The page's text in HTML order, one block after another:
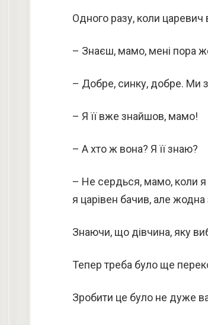
Одного разу, коли царевич
– Знаєш, мамо, мені пора
– Добре, синку, добре. Ми
– Я її вже знайшов, мамо!
– А хто ж вона? Я її знаю?
– Не сердься, мамо, коли
я царівен бачив, але
Знаючи, що дівчина, яку
Тепер треба було ще
Зробити це було не дуже